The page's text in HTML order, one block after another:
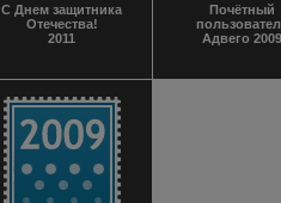
С Днем защитника
Отечества!
2011
Почётный
Адвего